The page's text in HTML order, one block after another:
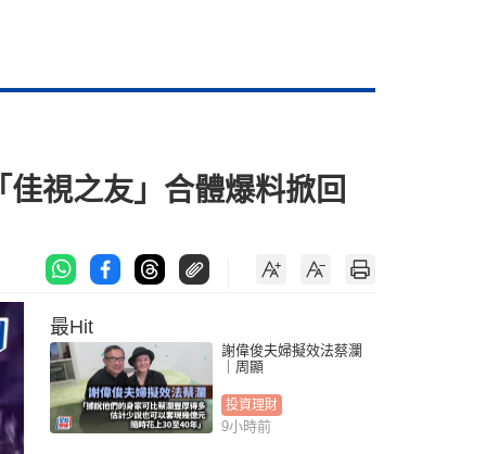
視之友」合體爆料掀回
最Hit
謝偉俊夫婦擬效法蔡瀾
｜周顯
投資理財
9小時前